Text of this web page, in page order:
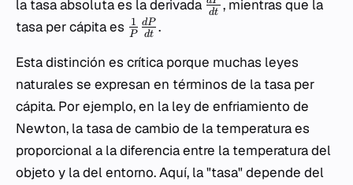
la tasa absoluta es la derivada dt , mientras que la
tasa per cápita es P
1
dt
dP .
Esta distinción es crítica porque muchas leyes
naturales se expresan en términos de la tasa per
cápita. Por ejemplo, en la ley de enfriamiento de
Newton, la tasa de cambio de la temperatura es
proporcional a la diferencia entre la temperatura del
objeto y la del entorno. Aquí, la "tasa" depende del